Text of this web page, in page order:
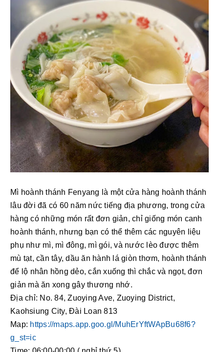
Mì hoành thánh Fenyang là một cửa hàng hoành thánh
lâu đời đã có 60 năm nức tiếng địa phương, trong cửa
hàng có những món rất đơn giản, chỉ giống món canh
hoành thánh, nhưng bạn có thể thêm các nguyên liệu
phụ như mì, mì đông, mì gói, và nước lèo được thêm
mù tạt, cần tây, dầu ăn hành lá giòn thơm, hoành thánh
để lộ nhân hồng dẻo, cắn xuống thì chắc và ngọt, đơn
giản mà ăn xong gây thương nhớ.
Địa chỉ: No. 84, Zuoying Ave, Zuoying District,
Kaohsiung City, Đài Loan 813
Map: https://maps.app.goo.gl/MuhErYftWApBu68f6?
g_st=ic